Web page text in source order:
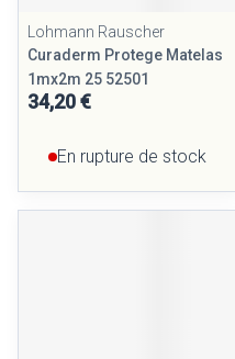
Lohmann Rauscher
Curaderm Protege Matelas
1mx2m 25 52501
34,20 €
En rupture de stock